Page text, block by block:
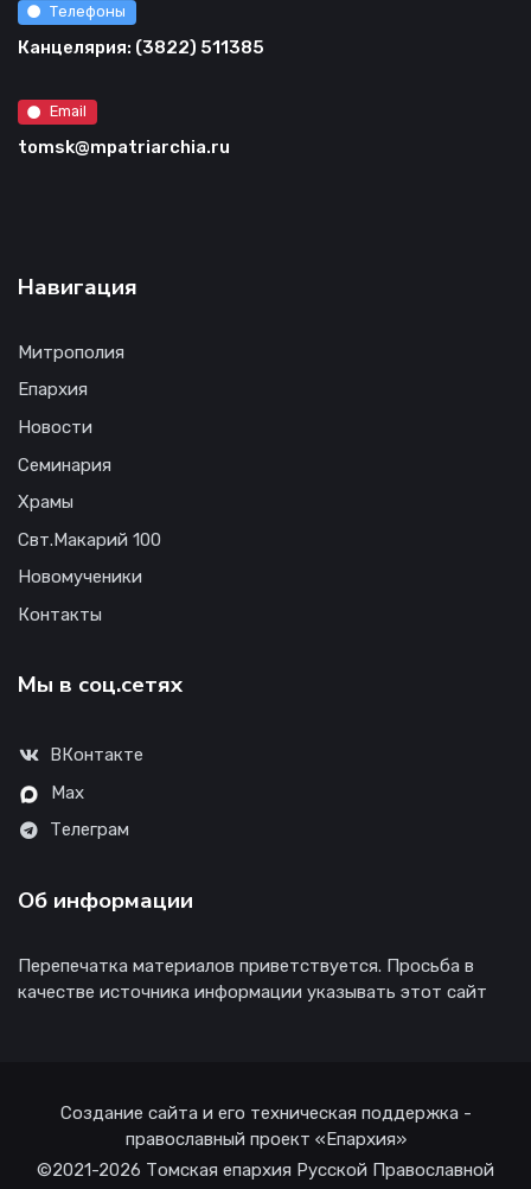
Телефоны
Канцелярия: (3822) 511385
Email
tomsk@mpatriarchia.ru
Навигация
Митрополия
Епархия
Новости
Семинария
Храмы
Свт.Макарий 100
Новомученики
Контакты
Мы в соц.сетях
ВКонтакте
Max
Телеграм
Об информации
Перепечатка материалов приветствуется. Просьба в
качестве источника информации указывать этот сайт
Создание сайта и его техническая поддержка -
православный проект «Епархия»
©2021-2026 Томская епархия Русской Православной